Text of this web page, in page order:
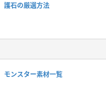
護石の厳選方法
モンスター素材一覧